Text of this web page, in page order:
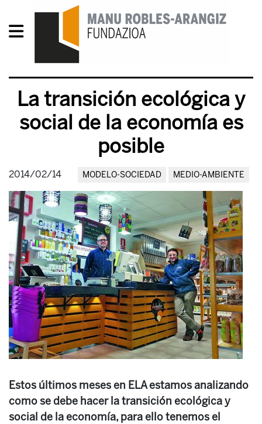
La transición ecológica y
social de la economía es
posible
2014/02/14 MODELO-SOCIEDAD MEDIO-AMBIENTE
Estos últimos meses en ELA estamos analizando
como se debe hacer la transición ecológica y
social de la economía, para ello tenemos el